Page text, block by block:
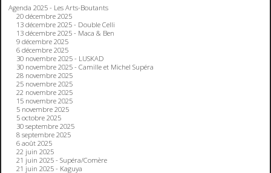
Agenda 2025 - Les Arts-Boutants
20 décembre 2025
13 décembre 2025 - Double Celli
13 décembre 2025 - Maca & Ben
9 décembre 2025
6 décembre 2025
30 novembre 2025 - LUSKAD
30 novembre 2025 - Camille et Michel Supéra
28 novembre 2025
25 novembre 2025
22 novembre 2025
15 novembre 2025
5 novembre 2025
5 octobre 2025
30 septembre 2025
8 septembre 2025
6 août 2025
22 juin 2025
21 juin 2025 - Supéra/Comère
21 juin 2025 - Kaguya